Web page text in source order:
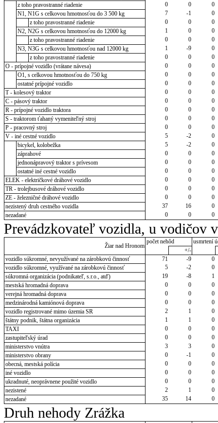
z toho pravostranné riadenie
0 0
0
N1, N1G s celkovou hmotnosťou do 3 500 kg
7 -1
0
z toho pravostranné riadenie
0 0
0
N2, N2G s celkovou hmotnosťou do 12000 kg
1 0
0
z toho pravostranné riadenie
0 0
0
N3, N3G s celkovou hmotnosťou nad 12000 kg
1 -9
0
z toho pravostranné riadenie
0 0
0
O - prípojné vozidlo (vrátane návesa)
0 0
0
O1, s celkovou hmotnosťou do 750 kg
0 0
0
ostatné prípojné vozidlo
0 0
0
T - kolesový traktor
0 0
0
C - pásový traktor
0 0
0
R - prípojné vozidlo traktora
0 0
0
S - traktorom ťahaný vymeniteľný stroj
0 0
0
P - pracovný stroj
0 0
0
V - iné cestné vozidlo
5 -2
0
bicykel, kolobežka
5 -2
0
záprahové
0 0
0
jednonápravový traktor s prívesom
0 0
0
ostatné iné cestné vozidlo
0 0
0
ELEK - električkové dráhové vozidlo
0 0
0
TR - trolejbusové dráhové vozidlo
0 0
0
ZE - železničné dráhové vozidlo
0 0
0
nezistený druh cestného vozidla
37 16
0
nezadané
0 0 0
Prevádzkovateľ vozidla, u vodičov
Žiar nad Hronom
počet nehôd
usmrtení
+/-
vozidlo súkromné, nevyužívané na zárobkovú činnosť
71 -9
0
vozidlo súkromné, využívané na zárobkovú činnosť
5 -2
0
súkromná organizácia (podnikateľ, s.r.o., atď)
19 -8
1
mestská hromadná doprava
0 0
0
verejná hromadná doprava
0 0
0
medzinárodná kamiónová doprava
0 0
0
vozidlo registrované mimo územia SR
2 1
0
štátny podnik, štátna organizácia
1 1
0
TAXI
0 0
0
zastupiteľský úrad
0 0
0
ministerstvo vnútra
3 3
0
ministerstvo obrany
0 -1
0
obecná, mestská polícia
0 0
0
iné vozidlo
0 0
0
ukradnuté, neoprávnene použité vozidlo
0 0
0
nezistené
2 1
0
nezadané
35 14 0
Druh nehody Zrážka